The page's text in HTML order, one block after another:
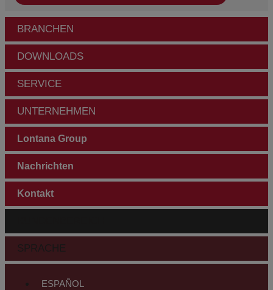
BRANCHEN
DOWNLOADS
SERVICE
UNTERNEHMEN
Lontana Group
Nachrichten
Kontakt
SPRACHE
ESPAÑOL